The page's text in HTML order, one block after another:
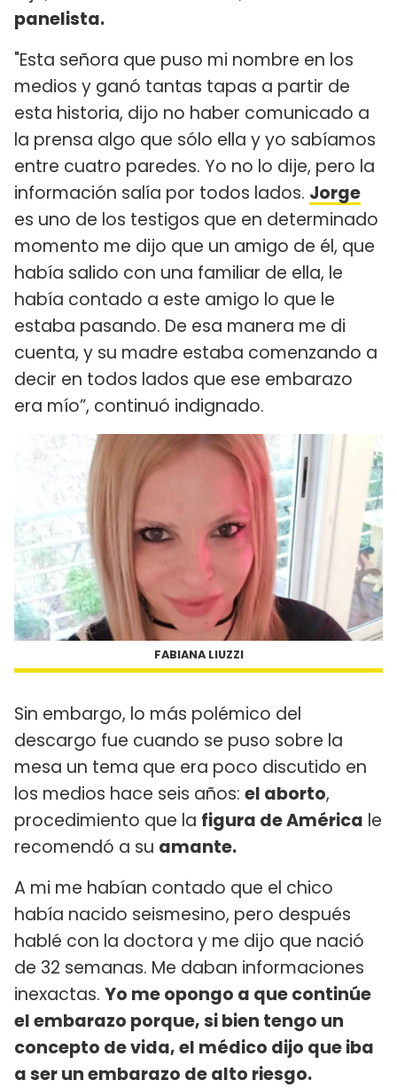
panelista.
"Esta señora que puso mi nombre en los
medios y ganó tantas tapas a partir de
esta historia, dijo no haber comunicado a
la prensa algo que sólo ella y yo sabíamos
entre cuatro paredes. Yo no lo dije, pero la
información salía por todos lados. Jorge
es uno de los testigos que en determinado
momento me dijo que un amigo de él, que
había salido con una familiar de ella, le
había contado a este amigo lo que le
estaba pasando. De esa manera me di
cuenta, y su madre estaba comenzando a
decir en todos lados que ese embarazo
era mío”, continuó indignado.
FABIANA LIUZZI
Sin embargo, lo más polémico del
descargo fue cuando se puso sobre la
mesa un tema que era poco discutido en
los medios hace seis años: el aborto,
procedimiento que la figura de América le
recomendó a su amante.
A mi me habían contado que el chico
había nacido seismesino, pero después
hablé con la doctora y me dijo que nació
de 32 semanas. Me daban informaciones
inexactas. Yo me opongo a que continúe
el embarazo porque, si bien tengo un
concepto de vida, el médico dijo que iba
a ser un embarazo de alto riesgo.